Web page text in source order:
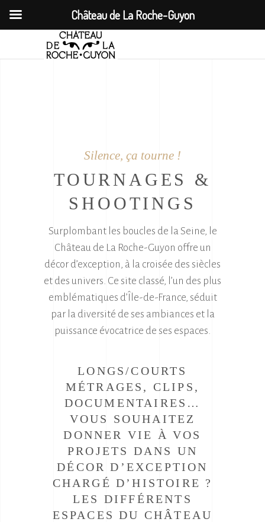
Silence, ça tourne !
TOURNAGES &
SHOOTINGS
Surplombant les boucles de la Seine, le
Château de La Roche-Guyon offre un
décor d’exception, à la croisée des siècles
et des univers. Ce site classé, l’un des plus
emblématiques d’Île-de-France, séduit
par la diversité de ses ambiances et la
puissance évocatrice de ses espaces.
LONGS/COURTS
MÉTRAGES, CLIPS,
DOCUMENTAIRES…
VOUS SOUHAITEZ
DONNER VIE À VOS
PROJETS DANS UN
DÉCOR D’EXCEPTION
CHARGÉ D’HISTOIRE ?
LES DIFFÉRENTS
ESPACES DU CHÂTEAU
Château de La Roche-Guyon